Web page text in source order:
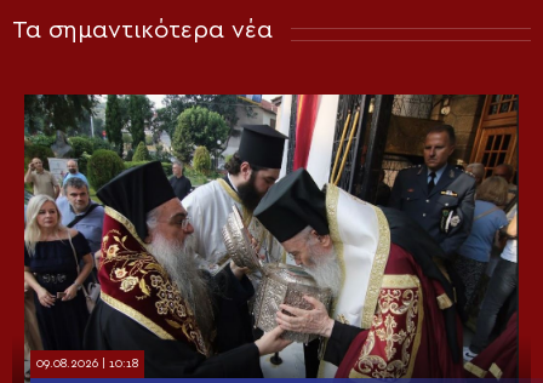
Τα σημαντικότερα νέα
09.08.2026 | 10:18